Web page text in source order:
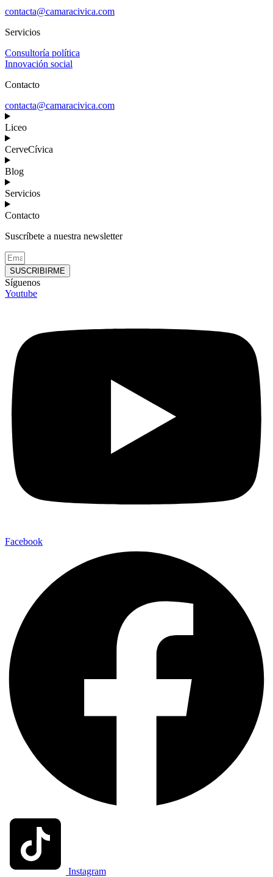
contacta@camaracivica.com
Servicios
Consultoría política
Innovación social
Contacto
contacta@camaracivica.com
Liceo
CerveCívica
Blog
Servicios
Contacto
Suscríbete a nuestra newsletter
SUSCRIBIRME
Síguenos
Youtube
Facebook
Instagram